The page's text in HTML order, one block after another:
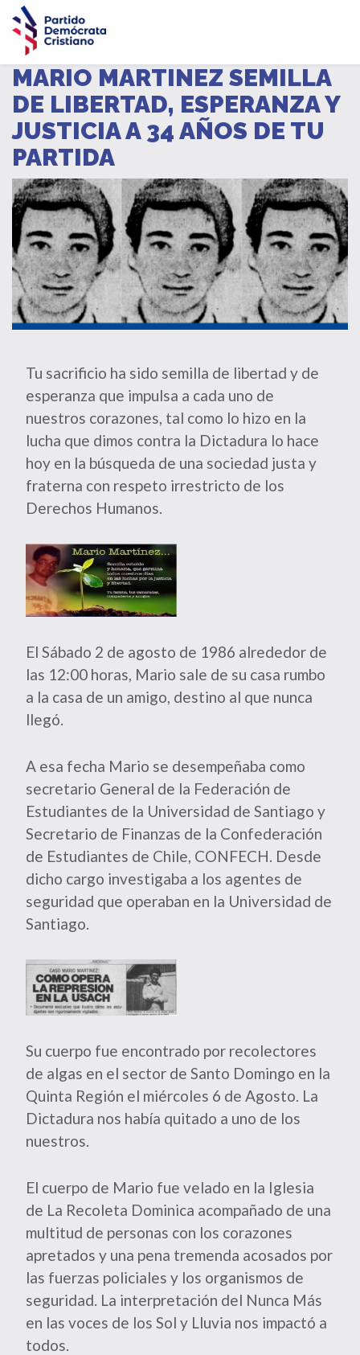
MARIO MARTINEZ SEMILLA
DE LIBERTAD, ESPERANZA Y
JUSTICIA A 34 AÑOS DE TU
PARTIDA
Tu sacrificio ha sido semilla de libertad y de
esperanza que impulsa a cada uno de
nuestros corazones, tal como lo hizo en la
lucha que dimos contra la Dictadura lo hace
hoy en la búsqueda de una sociedad justa y
fraterna con respeto irrestricto de los
Derechos Humanos.
El Sábado 2 de agosto de 1986 alrededor de
las 12:00 horas, Mario sale de su casa rumbo
a la casa de un amigo, destino al que nunca
llegó.
A esa fecha Mario se desempeñaba como
secretario General de la Federación de
Estudiantes de la Universidad de Santiago y
Secretario de Finanzas de la Confederación
de Estudiantes de Chile, CONFECH. Desde
dicho cargo investigaba a los agentes de
seguridad que operaban en la Universidad de
Santiago.
Su cuerpo fue encontrado por recolectores
de algas en el sector de Santo Domingo en la
Quinta Región el miércoles 6 de Agosto. La
Dictadura nos había quitado a uno de los
nuestros.
El cuerpo de Mario fue velado en la Iglesia
de La Recoleta Dominica acompañado de una
multitud de personas con los corazones
apretados y una pena tremenda acosados por
las fuerzas policiales y los organismos de
seguridad. La interpretación del Nunca Más
en las voces de los Sol y Lluvia nos impactó a
todos.